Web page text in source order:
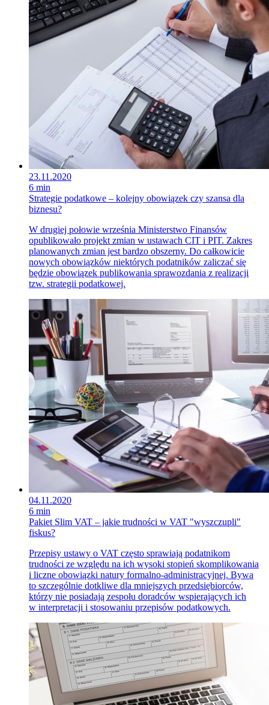
23.11.2020
6 min
Strategie podatkowe – kolejny obowiązek czy szansa dla
biznesu?
W drugiej połowie września Ministerstwo Finansów
opublikowało projekt zmian w ustawach CIT i PIT. Zakres
planowanych zmian jest bardzo obszerny. Do całkowicie
nowych obowiązków niektórych podatników zaliczać się
będzie obowiązek publikowania sprawozdania z realizacji
tzw. strategii podatkowej.
04.11.2020
6 min
Pakiet Slim VAT – jakie trudności w VAT "wyszczupli"
fiskus?
Przepisy ustawy o VAT często sprawiają podatnikom
trudności ze względu na ich wysoki stopień skomplikowania
i liczne obowiązki natury formalno-administracyjnej. Bywa
to szczególnie dotkliwe dla mniejszych przedsiębiorców,
którzy nie posiadają zespołu doradców wspierających ich
w interpretacji i stosowaniu przepisów podatkowych.